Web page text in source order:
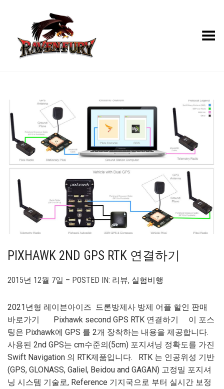
Toggle Menu
PIXHAWK 2ND GPS RTK 연결하기
2015년 12월 7일 – POSTED IN: 리뷰, 실험비행
2021년형 레이븐아이즈 드론방제사 방제 어플 할인 판매
바로가기 Pixhawk second GPS RTK 연결하기 이 포스
팅은 Pixhawk에 GPS 를 2개 장착하는 내용을 제공합니다.
사용된 2nd GPS는 cm수준의(5cm) 포지셔닝 정확도를 가진
Swift Navigation 의 RTK제품입니다. RTK 는 인공위성 기반
(GPS, GLONASS, Galiel, Beidou and GAGAN) 고정밀 포지셔
닝 시스템 기술로, Reference 기지국으로 부터 실시간 보정